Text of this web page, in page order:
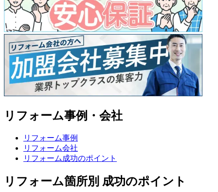
リフォーム事例・会社
リフォーム事例
リフォーム会社
リフォーム成功のポイント
リフォーム箇所別 成功のポイント